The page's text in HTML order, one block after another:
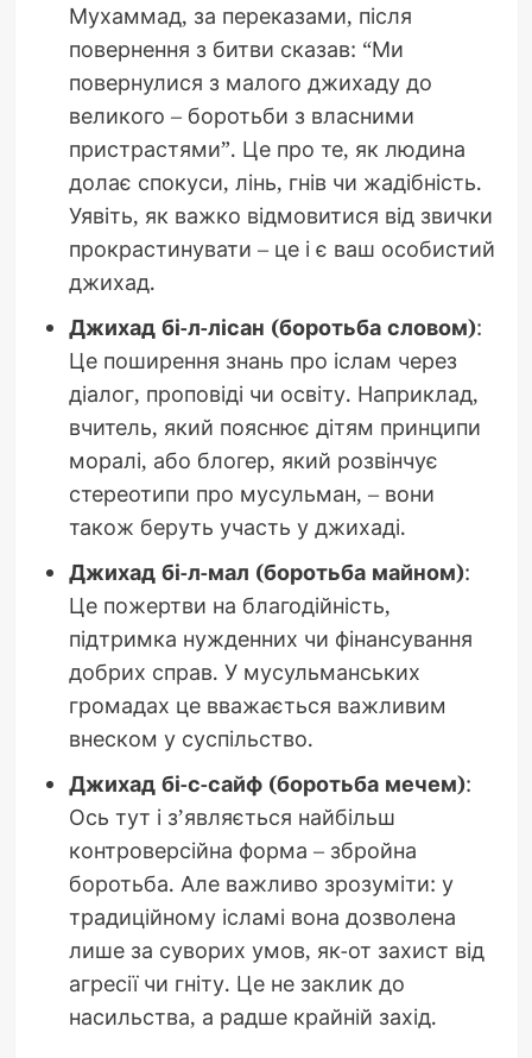
Мухаммад, за переказами, після
повернення з битви сказав: “Ми
повернулися з малого джихаду до
великого – боротьби з власними
пристрастями”. Це про те, як людина
долає спокуси, лінь, гнів чи жадібність.
Уявіть, як важко відмовитися від звички
прокрастинувати – це і є ваш особистий
джихад.
Джихад бі-л-лісан (боротьба словом):
Це поширення знань про іслам через
діалог, проповіді чи освіту. Наприклад,
вчитель, який пояснює дітям принципи
моралі, або блогер, який розвінчує
стереотипи про мусульман, – вони
також беруть участь у джихаді.
Джихад бі-л-мал (боротьба майном):
Це пожертви на благодійність,
підтримка нужденних чи фінансування
добрих справ. У мусульманських
громадах це вважається важливим
внеском у суспільство.
Джихад бі-с-сайф (боротьба мечем):
Ось тут і з’являється найбільш
контроверсійна форма – збройна
боротьба. Але важливо зрозуміти: у
традиційному ісламі вона дозволена
лише за суворих умов, як-от захист від
агресії чи гніту. Це не заклик до
насильства, а радше крайній захід.